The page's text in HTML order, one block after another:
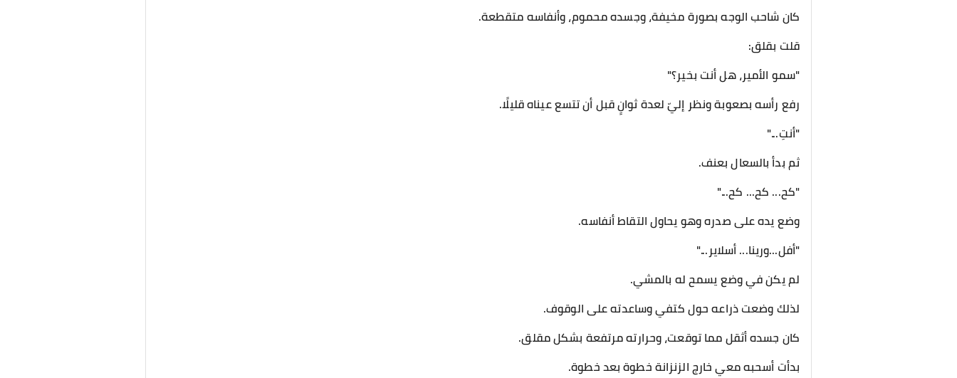
كان شاحب الوجه بصورة مخيفة، وجسده محموم، وأنفاسه متقطعة.
قلت بقلق:
"سمو الأمير، هل أنت بخير؟"
رفع رأسه بصعوبة ونظر إليّ لعدة ثوانٍ قبل أن تتسع عيناه قليلًا.
"أنتِ..."
ثم بدأ بالسعال بعنف.
"كح... كح... كح..."
وضع يده على صدره وهو يحاول التقاط أنفاسه.
"أفل...ورينا... أسلاير..."
لم يكن في وضع يسمح له بالمشي.
لذلك وضعت ذراعه حول كتفي وساعدته على الوقوف.
كان جسده أثقل مما توقعت، وحرارته مرتفعة بشكل مقلق.
بدأت أسحبه معي خارج الزنزانة خطوة بعد خطوة.